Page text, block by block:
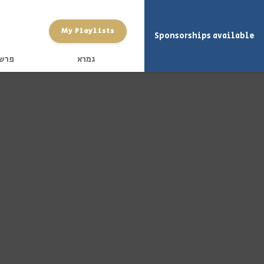
My Playlists
גמרא
Sponsorships available